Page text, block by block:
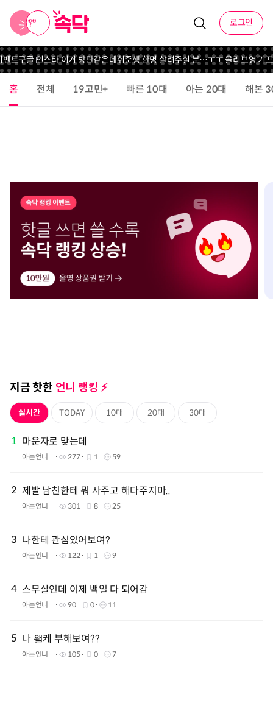
로그인
트구글 인스타 이거 방탄같은데취준생 한명 살려주실 분…ㅜㅜ 올리브영 기프
홈 전체 19고민+ 빠른 10대 아는 20대 해본
지금 핫한 언니 랭킹 ⚡️️
실시간 TODAY 10대 20대 30대
1 마운자로 맞는데
아는언니 277 1 59
2 제발 남친한테 뭐 사주고 해다주지마..
아는언니 301 8 25
3 나한테 관심있어보여?
아는언니 122 1 9
4 스무살인데 이제 백일 다 되어감
아는언니 90 0 11
5 나 왤케 부해보여??
아는언니 105 0 7